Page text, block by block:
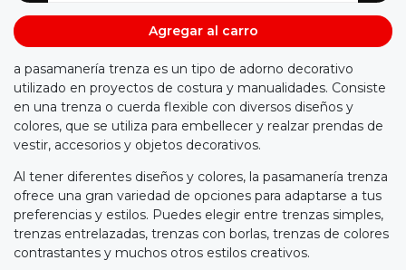
Agregar al carro
a pasamanería trenza es un tipo de adorno decorativo
utilizado en proyectos de costura y manualidades. Consiste
en una trenza o cuerda flexible con diversos diseños y
colores, que se utiliza para embellecer y realzar prendas de
vestir, accesorios y objetos decorativos.
Al tener diferentes diseños y colores, la pasamanería trenza
ofrece una gran variedad de opciones para adaptarse a tus
preferencias y estilos. Puedes elegir entre trenzas simples,
trenzas entrelazadas, trenzas con borlas, trenzas de colores
contrastantes y muchos otros estilos creativos.